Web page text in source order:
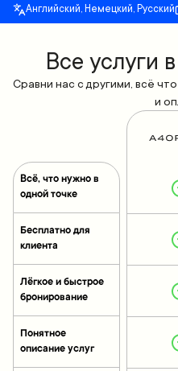
Английский, Немецкий, Русский
Все yслуги
Сравни нас с другими, всё
и
Всё, что нужно в
одной точке
Бесплатно для
клиента
Лёгкое и быстрое
бронирование
Понятное
описание услуг